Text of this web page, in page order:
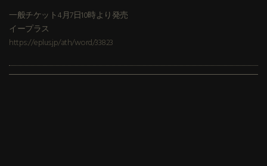
一般チケット4月7日10時より発売
イープラス
https://eplus.jp/ath/word/33823